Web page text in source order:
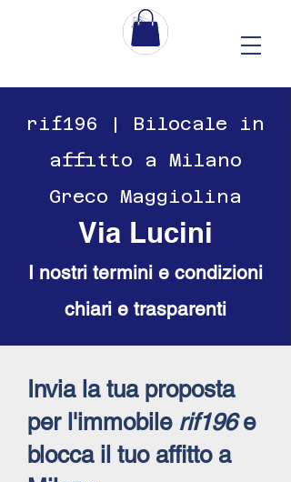
​​rif196 | Bilocale in
affitto a Milano
Greco Maggiolina
Via Lucini
I nostri termini e condizioni
chiari e trasparenti
Invia la tua proposta
per l'immobile rif196e
blocca il tuo affitto a